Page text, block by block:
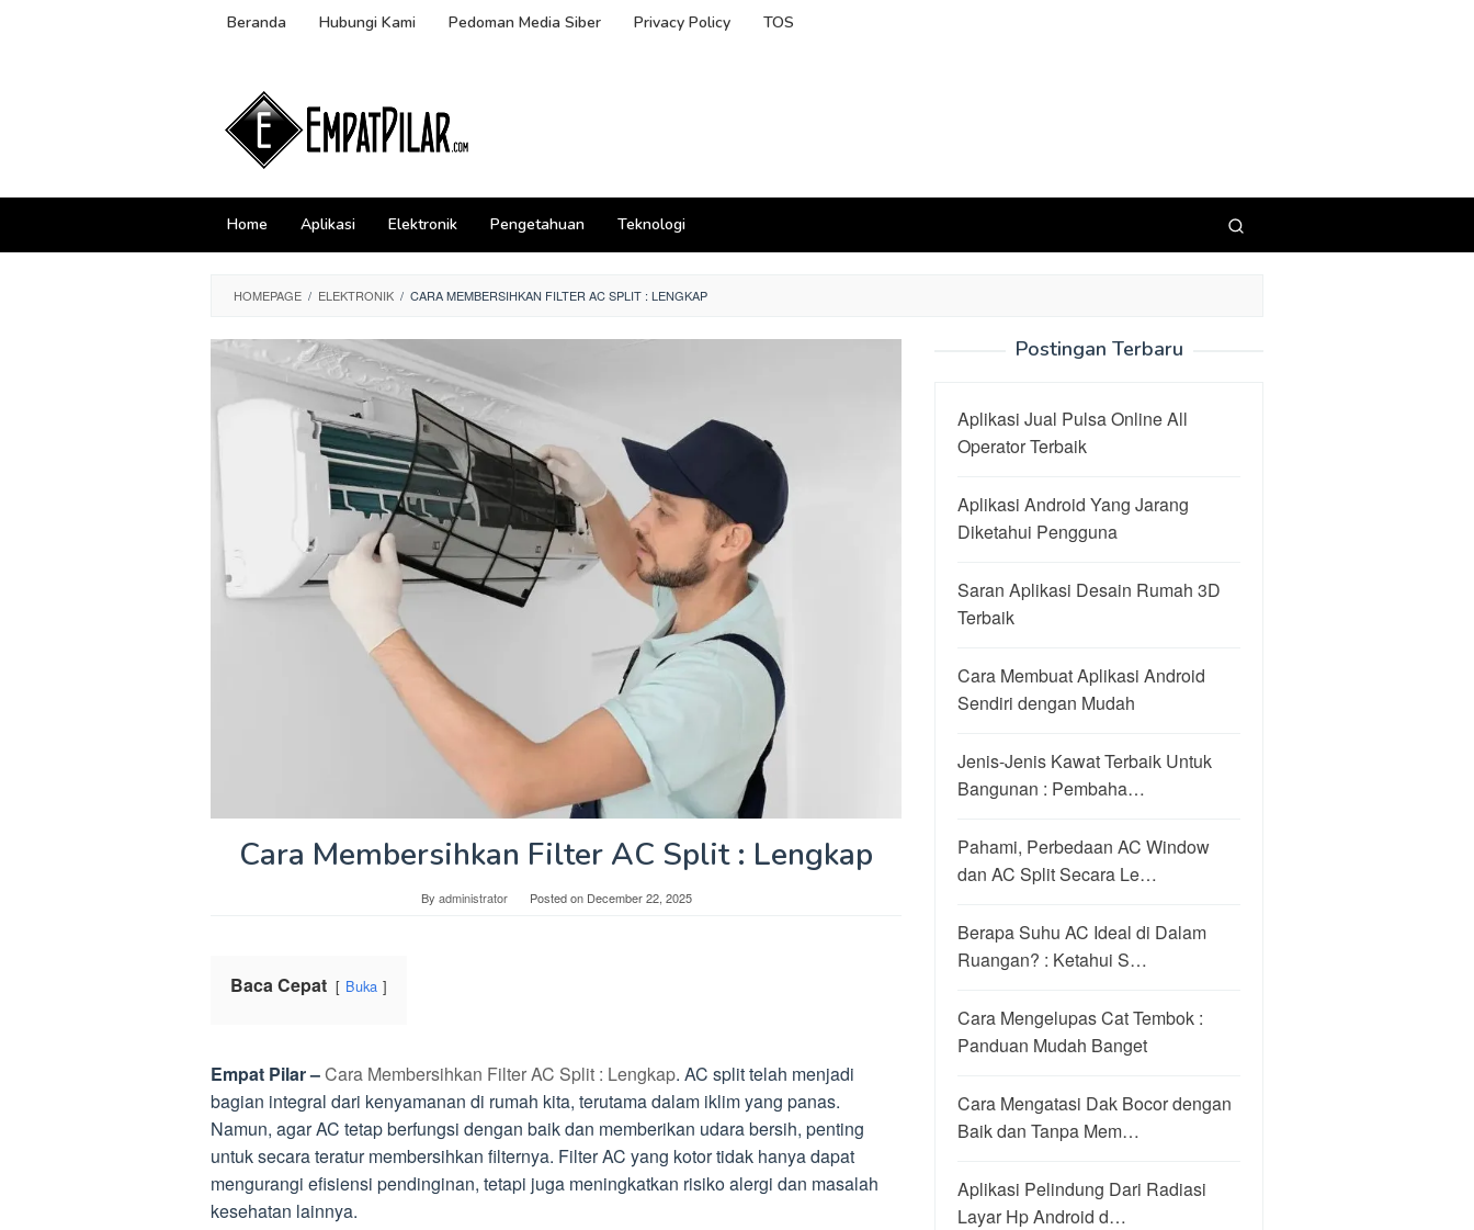
Beranda Hubungi Kami Pedoman Media Siber Privacy Policy TOS
Home Aplikasi Elektronik Pengetahuan Teknologi
HOMEPAGE / ELEKTRONIK / CARA MEMBERSIHKAN FILTER AC SPLIT : LENGKAP
Cara Membersihkan Filter AC Split : Lengkap
By administrator Posted on December 22, 2025
Baca Cepat Buka
Empat Pilar –Cara Membersihkan Filter AC Split : Lengkap. AC split telah menjadi
bagian integral dari kenyamanan di rumah kita, terutama dalam iklim yang panas.
Namun, agar AC tetap berfungsi dengan baik dan memberikan udara bersih, penting
untuk secara teratur membersihkan filternya. Filter AC yang kotor tidak hanya dapat
mengurangi efisiensi pendinginan, tetapi juga meningkatkan risiko alergi dan masalah
kesehatan lainnya.
Postingan Terbaru
Aplikasi Jual Pulsa Online All
Operator Terbaik
Aplikasi Android Yang Jarang
Diketahui Pengguna
Saran Aplikasi Desain Rumah 3D
Terbaik
Cara Membuat Aplikasi Android
Sendiri dengan Mudah
Jenis-Jenis Kawat Terbaik Untuk
Bangunan : Pembaha…
Pahami, Perbedaan AC Window
dan AC Split Secara Le…
Berapa Suhu AC Ideal di Dalam
Ruangan? : Ketahui S…
Cara Mengelupas Cat Tembok :
Panduan Mudah Banget
Cara Mengatasi Dak Bocor dengan
Baik dan Tanpa Mem…
Aplikasi Pelindung Dari Radiasi
Layar Hp Android d…